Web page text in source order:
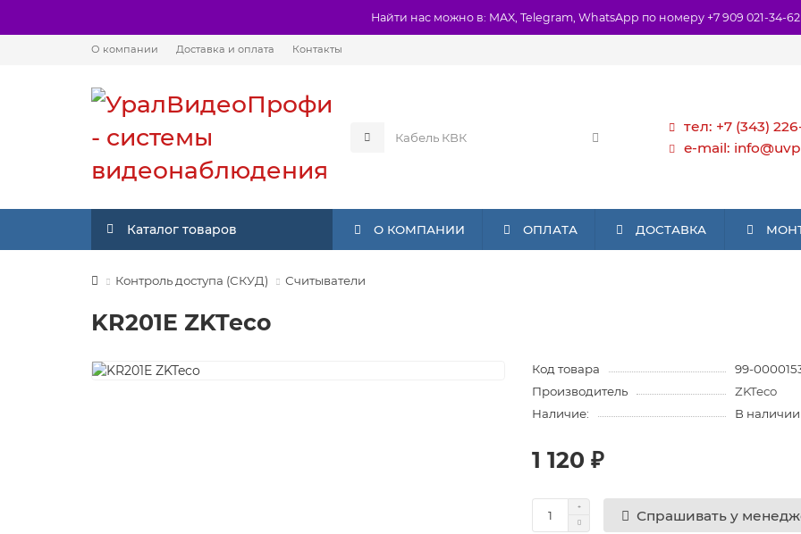
Найти нас можно в: MAX, Telegram, WhatsApp по номеру +7 909 021-34-62
О компании Доставка и оплата Контакты
тел: +7 (343)
e-mail:
Каталог товаров О КОМПАНИИ ОПЛАТА ДОСТАВКА
Контроль доступа (СКУД) Считыватели
KR201E ZKTeco
Код товара
99-
Производитель
ZKTeco
Наличие:
В наличии
1 120 ₽
Спрашивать у